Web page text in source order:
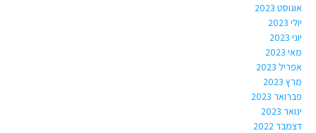
אוגוסט 2023
יולי 2023
יוני 2023
מאי 2023
אפריל 2023
מרץ 2023
פברואר 2023
ינואר 2023
דצמבר 2022